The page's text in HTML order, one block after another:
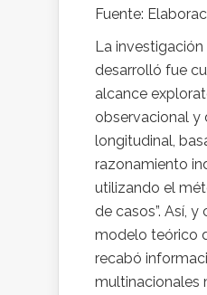
Fuente:
La investigación
desarrolló fue
alcance
observacional y
longitudinal,
razonamiento
utilizando el
de casos”. Así,
modelo teórico
recabó
multinacionales